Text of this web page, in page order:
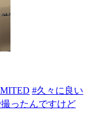
#久々に良い
ったんですけど